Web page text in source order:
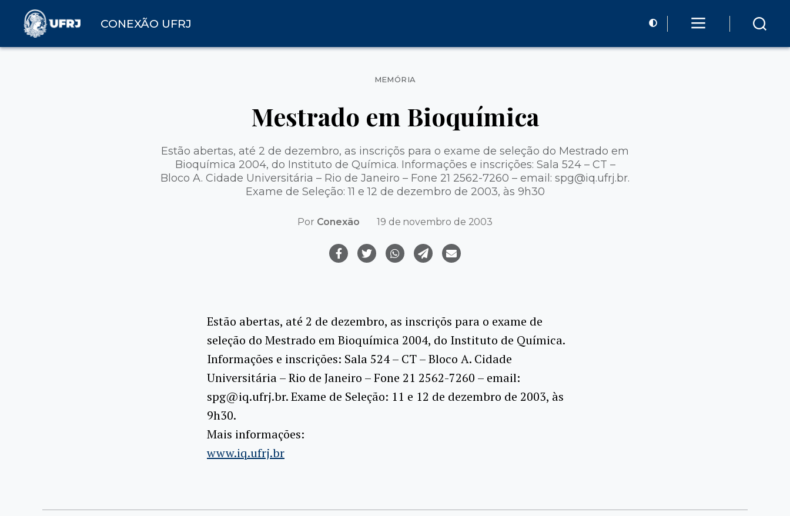
CONEXÃO UFRJ
Categorias
MEMÓRIA
Mestrado em Bioquímica
Estão abertas, até 2 de dezembro, as inscriçõs para o exame de seleção do Mestrado em
Bioquímica 2004, do Instituto de Química. Informações e inscrições: Sala 524 – CT –
Bloco A. Cidade Universitária – Rio de Janeiro – Fone 21 2562-7260 – email: spg@iq.ufrj.br.
Exame de Seleção: 11 e 12 de dezembro de 2003, às 9h30
Por Conexão 19 de novembro de 2003
Estão abertas, até 2 de dezembro, as inscriçõs para o exame de
seleção do Mestrado em Bioquímica 2004, do Instituto de Química.
Informações e inscrições: Sala 524 – CT – Bloco A. Cidade
Universitária – Rio de Janeiro – Fone 21 2562-7260 – email:
spg@iq.ufrj.br. Exame de Seleção: 11 e 12 de dezembro de 2003, às
9h30.
Mais informações:
www.iq.ufrj.br